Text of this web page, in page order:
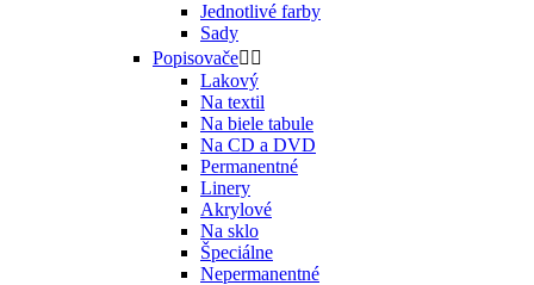
Jednotlivé farby
Sady
Popisovače 
Lakový
Na textil
Na biele tabule
Na CD a DVD
Permanentné
Linery
Akrylové
Na sklo
Špeciálne
Nepermanentné